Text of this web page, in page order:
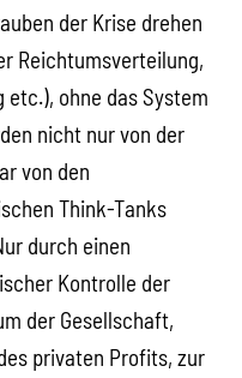
der Krise drehen
Reichtumsverteilung,
etc.), ohne das System
nicht nur von der
von den
Think-Tanks
durch einen
Kontrolle der
der Gesellschaft,
privaten Profits, zur